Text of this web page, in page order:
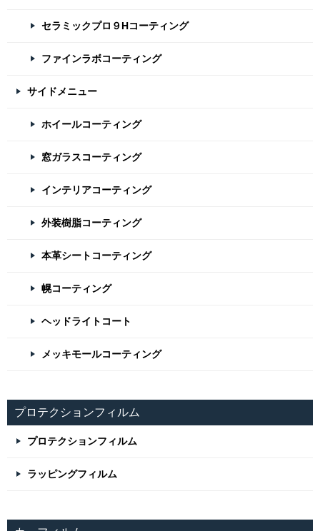
セラミックプロ９Hコーティング
ファインラボコーティング
サイドメニュー
ホイールコーティング
窓ガラスコーティング
インテリアコーティング
外装樹脂コーティング
本革シートコーティング
幌コーティング
ヘッドライトコート
メッキモールコーティング
プロテクションフィルム
プロテクションフィルム
ラッピングフィルム